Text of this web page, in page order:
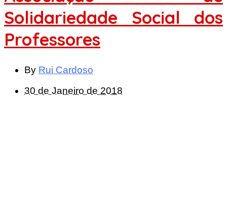
Solidariedade Social dos
Professores
By Rui Cardoso
30 de Janeiro de 2018